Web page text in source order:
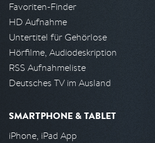
Favoriten-Finder
HD Aufnahme
Untertitel für Gehörlose
Hörfilme, Audiodeskription
RSS Aufnahmeliste
Deutsches TV im Ausland
SMARTPHONE & TABLET
iPhone, iPad App